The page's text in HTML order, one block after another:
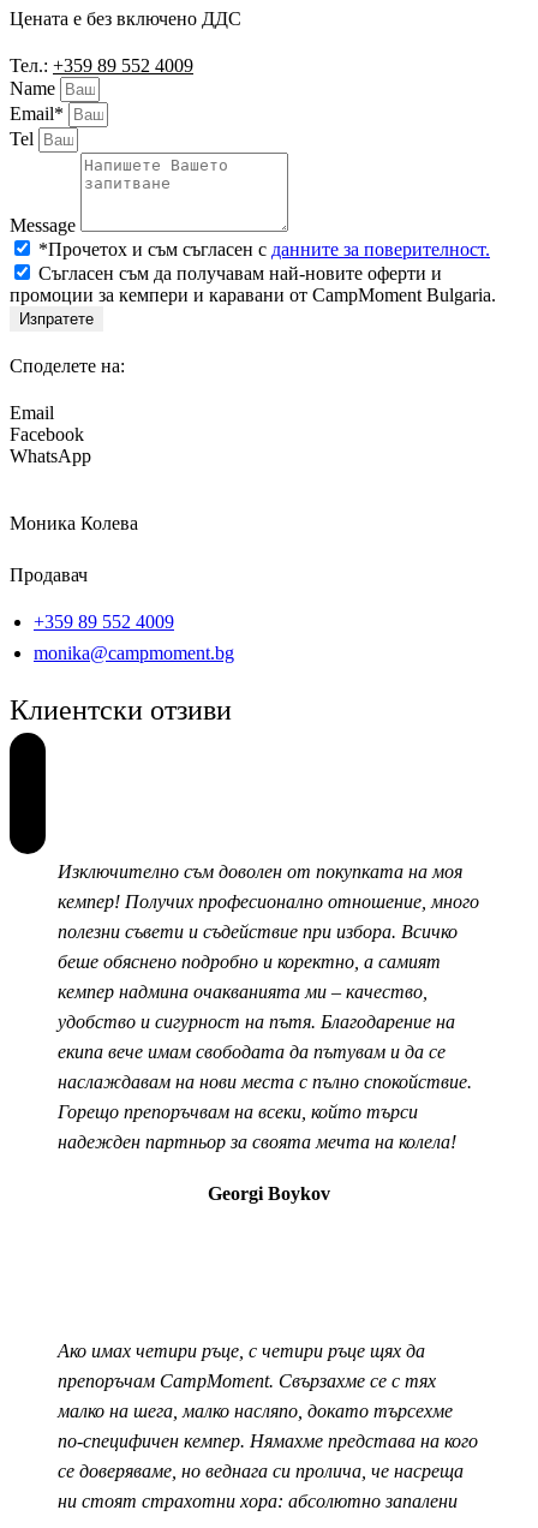
Цената е без включено ДДС
Тел.: +359 89 552 4009
Name
Email*
Tel
Message
*Прочетох и съм съгласен с данните за поверителност.
Съгласен съм да получавам най-новите оферти и
промоции за кемпери и каравани от CampMoment Bulgaria.
Изпратете
Споделете на:
Email
Facebook
WhatsApp
Моника Колева
Продавач
+359 89 552 4009
monika@campmoment.bg
Клиентски отзиви
Изключително съм доволен от покупката на моя
кемпер! Получих професионално отношение, много
полезни съвети и съдействие при избора. Всичко
беше обяснено подробно и коректно, а самият
кемпер надмина очакванията ми – качество,
удобство и сигурност на пътя. Благодарение на
екипа вече имам свободата да пътувам и да се
наслаждавам на нови места с пълно спокойствие.
Горещо препоръчвам на всеки, който търси
надежден партньор за своята мечта на колела!
Georgi Boykov
Ако имах четири ръце, с четири ръце щях да
препоръчам CampMoment. Свързахме се с тях
малко на шега, малко насляпо, докато търсехме
по-специфичен кемпер. Нямахме представа на кого
се доверяваме, но веднага си пролича, че насреща
ни стоят страхотни хора: абсолютно запалени